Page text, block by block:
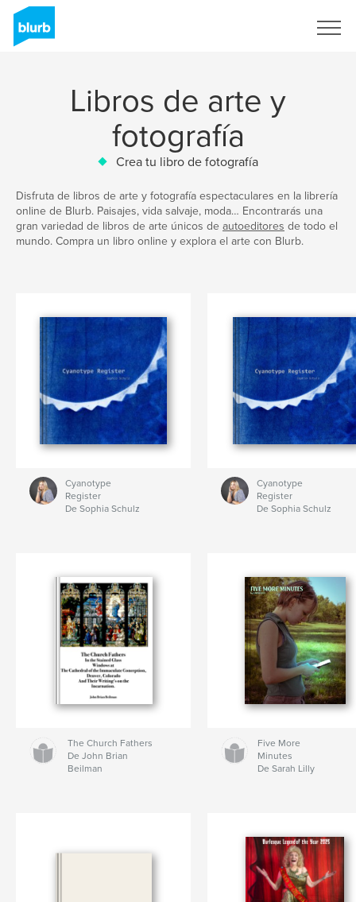
Libros de arte y
fotografía
Crea tu libro de fotografía
Disfruta de libros de arte y fotografía espectaculares en la librería
online de Blurb. Paisajes, vida salvaje, moda… Encontrarás una
gran variedad de libros de arte únicos de autoeditores de todo el
mundo. Compra un libro online y explora el arte con Blurb.
Cyanotype
Register
De Sophia Schulz
Cyanotype
Register
De Sophia Schulz
The Church Fathers
De John Brian
Beilman
Five More
Minutes
De Sarah Lilly